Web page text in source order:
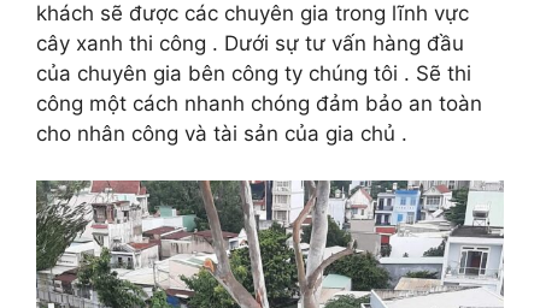
khách sẽ được các chuyên gia trong lĩnh vực
cây xanh thi công . Dưới sự tư vấn hàng đầu
của chuyên gia bên công ty chúng tôi . Sẽ thi
công một cách nhanh chóng đảm bảo an toàn
cho nhân công và tài sản của gia chủ .